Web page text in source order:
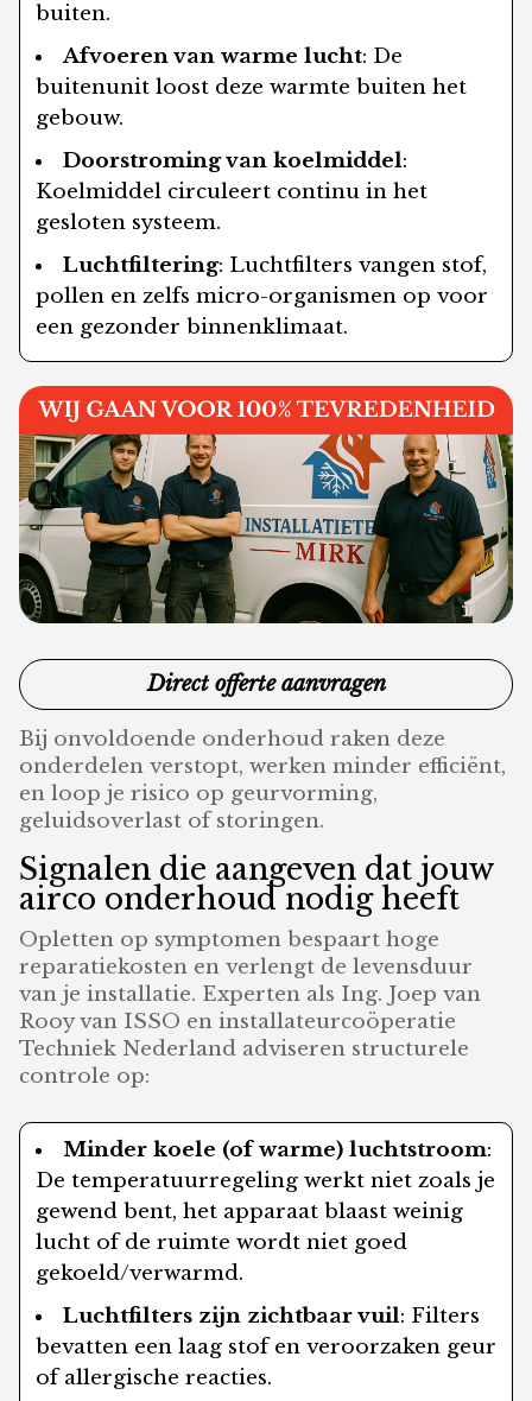
buiten.
Afvoeren van warme lucht: De
buitenunit loost deze warmte buiten het
gebouw.
Doorstroming van koelmiddel:
Koelmiddel circuleert continu in het
gesloten systeem.
Luchtfiltering: Luchtfilters vangen stof,
pollen en zelfs micro-organismen op voor
een gezonder binnenklimaat.
Direct offerte aanvragen
Bij onvoldoende onderhoud raken deze
onderdelen verstopt, werken minder efficiënt,
en loop je risico op geurvorming,
geluidsoverlast of storingen.
Signalen die aangeven dat jouw
airco onderhoud nodig heeft
Opletten op symptomen bespaart hoge
reparatiekosten en verlengt de levensduur
van je installatie. Experten als Ing. Joep van
Rooy van ISSO en installateurcoöperatie
Techniek Nederland adviseren structurele
controle op:
Minder koele (of warme) luchtstroom:
De temperatuurregeling werkt niet zoals je
gewend bent, het apparaat blaast weinig
lucht of de ruimte wordt niet goed
gekoeld/verwarmd.
Luchtfilters zijn zichtbaar vuil: Filters
bevatten een laag stof en veroorzaken geur
of allergische reacties.